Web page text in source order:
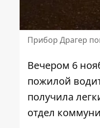
Прибор Драгер
Вечером 6
пожилой
получила
отдел